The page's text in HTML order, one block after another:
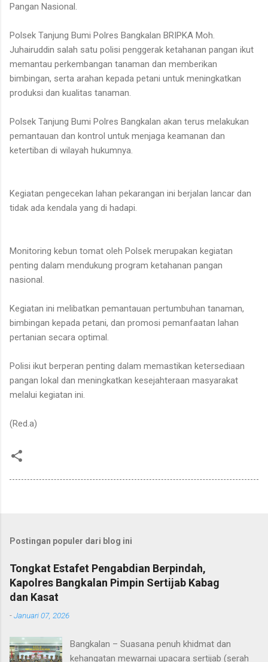
Pangan Nasional.
Polsek Tanjung Bumi Polres Bangkalan BRIPKA Moh.
Juhairuddin salah satu polisi penggerak ketahanan pangan ikut
memantau perkembangan tanaman dan memberikan
bimbingan, serta arahan kepada petani untuk meningkatkan
produksi dan kualitas tanaman.
Polsek Tanjung Bumi Polres Bangkalan akan terus melakukan
pemantauan dan kontrol untuk menjaga keamanan dan
ketertiban di wilayah hukumnya.
Kegiatan pengecekan lahan pekarangan ini berjalan lancar dan
tidak ada kendala yang di hadapi.
Monitoring kebun tomat oleh Polsek merupakan kegiatan
penting dalam mendukung program ketahanan pangan
nasional.
Kegiatan ini melibatkan pemantauan pertumbuhan tanaman,
bimbingan kepada petani, dan promosi pemanfaatan lahan
pertanian secara optimal.
Polisi ikut berperan penting dalam memastikan ketersediaan
pangan lokal dan meningkatkan kesejahteraan masyarakat
melalui kegiatan ini.
(Red.a)
Postingan populer dari blog ini
Tongkat Estafet Pengabdian Berpindah,
Kapolres Bangkalan Pimpin Sertijab Kabag
dan Kasat
-Januari 07, 2026
Bangkalan – Suasana penuh khidmat dan
kehangatan mewarnai upacara sertijab (serah